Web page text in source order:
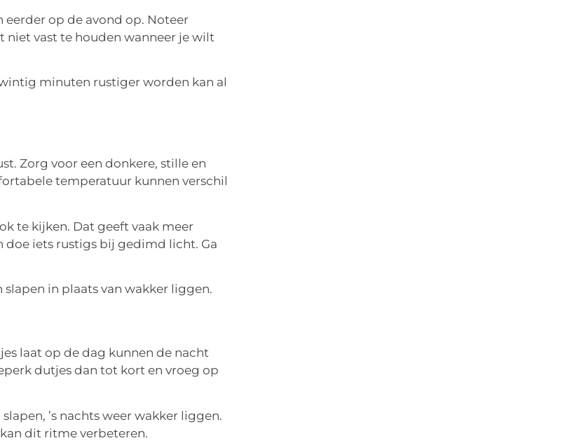
eerder op de avond op. Noteer
vast te houden wanneer je wilt
minuten rustiger worden kan al
Zorg voor een donkere, stille en
temperatuur kunnen verschil
te kijken. Dat geeft vaak meer
doe iets rustigs bij gedimd licht. Ga
in plaats van wakker liggen.
laat op de dag kunnen de nacht
dutjes dan tot kort en vroeg op
’s nachts weer wakker liggen.
dit ritme verbeteren.